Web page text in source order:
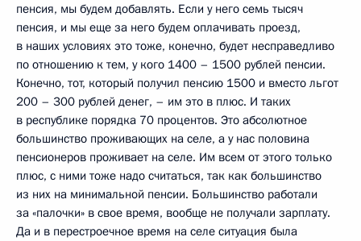
пенсия, мы будем добавлять. Если у него семь тысяч
пенсия, и мы еще за него будем оплачивать проезд,
в наших условиях это тоже, конечно, будет несправедливо
по отношению к тем, у кого 1400 – 1500 рублей пенсии.
Конечно, тот, который получил пенсию 1500 и вместо льгот
200 – 300 рублей денег, – им это в плюс. И таких
в республике порядка 70 процентов. Это абсолютное
большинство проживающих на селе, а у нас половина
пенсионеров проживает на селе. Им всем от этого только
плюс, с ними тоже надо считаться, так как большинство
из них на минимальной пенсии. Большинство работали
за «палочки» в свое время, вообще не получали зарплату.
Да и в перестроечное время на селе ситуация была